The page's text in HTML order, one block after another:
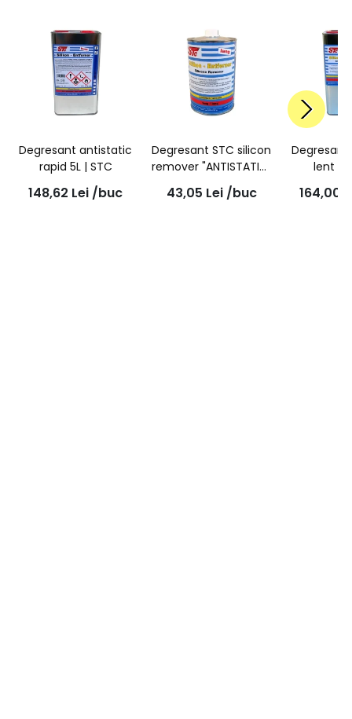
Degresant antistatic
rapid 5L | STC
148,62 Lei /buc
Degresant STC silicon
remover "ANTISTATIC"
Lent, 1L
43,05 Lei /buc
lent 5L
164,00